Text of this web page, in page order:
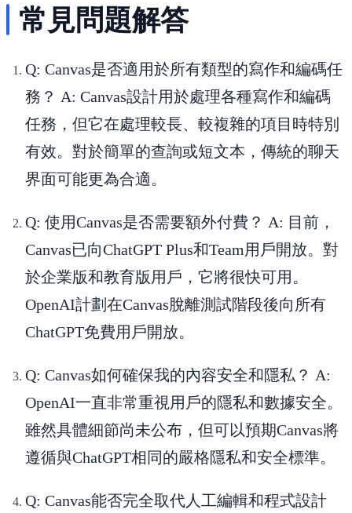
常見問題解答
Q: Canvas是否適用於所有類型的寫作和編碼任
務？ A: Canvas設計用於處理各種寫作和編碼
任務，但它在處理較長、較複雜的項目時特別
有效。對於簡單的查詢或短文本，傳統的聊天
界面可能更為合適。
Q: 使用Canvas是否需要額外付費？ A: 目前，
Canvas已向ChatGPT Plus和Team用戶開放。對
於企業版和教育版用戶，它將很快可用。
OpenAI計劃在Canvas脫離測試階段後向所有
ChatGPT免費用戶開放。
Q: Canvas如何確保我的內容安全和隱私？ A:
OpenAI一直非常重視用戶的隱私和數據安全。
雖然具體細節尚未公布，但可以預期Canvas將
遵循與ChatGPT相同的嚴格隱私和安全標準。
Q: Canvas能否完全取代人工編輯和程式設計